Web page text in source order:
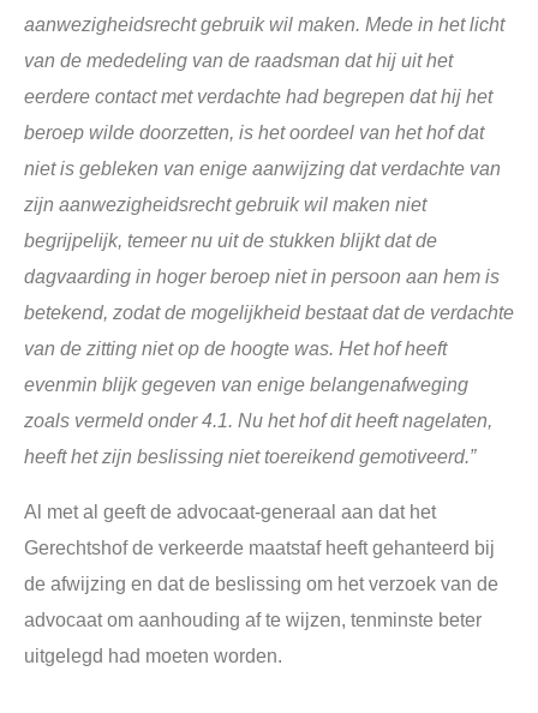
aanwezigheidsrecht gebruik wil maken. Mede in het licht
van de mededeling van de raadsman dat hij uit het
eerdere contact met verdachte had begrepen dat hij het
beroep wilde doorzetten, is het oordeel van het hof dat
niet is gebleken van enige aanwijzing dat verdachte van
zijn aanwezigheidsrecht gebruik wil maken niet
begrijpelijk, temeer nu uit de stukken blijkt dat de
dagvaarding in hoger beroep niet in persoon aan hem is
betekend, zodat de mogelijkheid bestaat dat de verdachte
van de zitting niet op de hoogte was. Het hof heeft
evenmin blijk gegeven van enige belangenafweging
zoals vermeld onder 4.1. Nu het hof dit heeft nagelaten,
heeft het zijn beslissing niet toereikend gemotiveerd.”
Al met al geeft de advocaat-generaal aan dat het
Gerechtshof de verkeerde maatstaf heeft gehanteerd bij
de afwijzing en dat de beslissing om het verzoek van de
advocaat om aanhouding af te wijzen, tenminste beter
uitgelegd had moeten worden.